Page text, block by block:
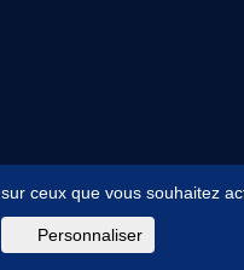
ceux que vous souhaitez
Personnaliser
des cookies